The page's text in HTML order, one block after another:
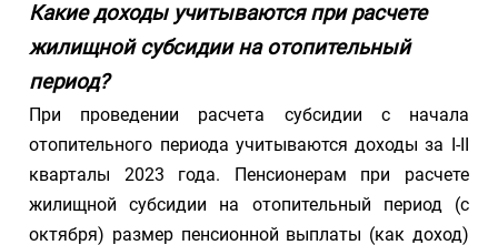
Какие доходы учитываются при расчете
жилищной субсидии на отопительный
период?
При проведении расчета субсидии с начала
отопительного периода учитываются доходы за I-II
кварталы 2023 года. Пенсионерам при расчете
жилищной субсидии на отопительный период (с
октября) размер пенсионной выплаты (как доход)